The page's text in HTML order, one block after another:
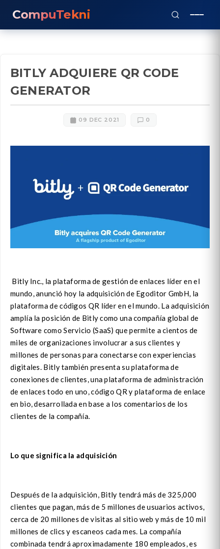
CompuTekni
BITLY ADQUIERE QR CODE
GENERATOR
09 DEC 2021 0
Bitly Inc., la plataforma de gestión de enlaces líder en el
mundo, anunció hoy la adquisición de Egoditor GmbH, la
plataforma de códigos QR líder en el mundo. La adquisición
amplía la posición de Bitly como una compañía global de
Software como Servicio (SaaS) que permite a cientos de
miles de organizaciones involucrar a sus clientes y
millones de personas para conectarse con experiencias
digitales. Bitly también presenta su plataforma de
conexiones de clientes, una plataforma de administración
de enlaces todo en uno, código QR y plataforma de enlace
en bio, desarrollada en base a los comentarios de los
clientes de la compañía.
Lo que significa la adquisición
Después de la adquisición, Bitly tendrá más de 325,000
clientes que pagan, más de 5 millones de usuarios activos,
cerca de 20 millones de visitas al sitio web y más de 10 mil
millones de clics y escaneos cada mes. La compañía
combinada tendrá aproximadamente 180 empleados, es